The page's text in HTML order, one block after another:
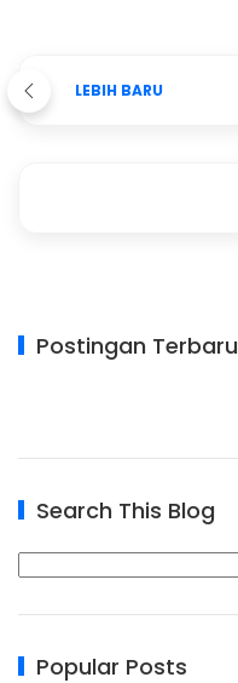
LEBIH BARU
Postingan Terbaru
Search This Blog
Popular Posts